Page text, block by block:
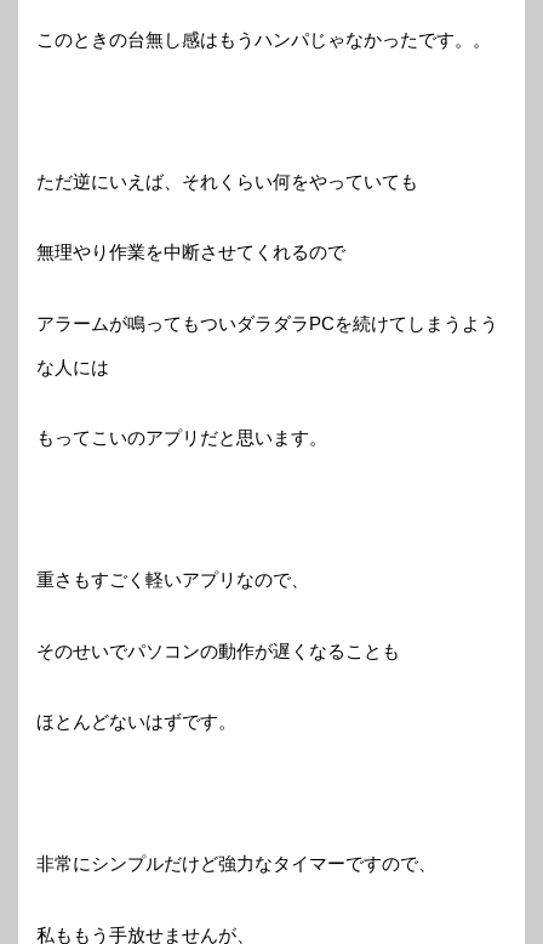
このときの台無し感はもうハンパじゃなかったです。。
ただ逆にいえば、それくらい何をやっていても
無理やり作業を中断させてくれるので
アラームが鳴ってもついダラダラPCを続けてしまうよう
な人には
もってこいのアプリだと思います。
重さもすごく軽いアプリなので、
そのせいでパソコンの動作が遅くなることも
ほとんどないはずです。
非常にシンプルだけど強力なタイマーですので、
私ももう手放せませんが、